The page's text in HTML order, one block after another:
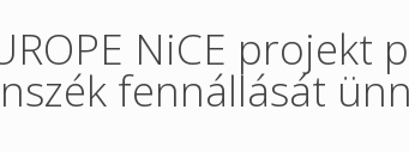
NiCE
fennállását